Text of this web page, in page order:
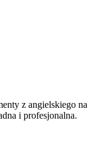
z angielskiego na
i profesjonalna.